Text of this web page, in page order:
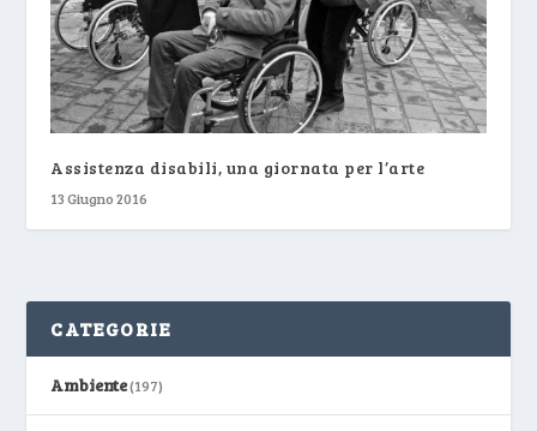
Assistenza disabili, una giornata per l’arte
13 Giugno 2016
CATEGORIE
Ambiente(197)